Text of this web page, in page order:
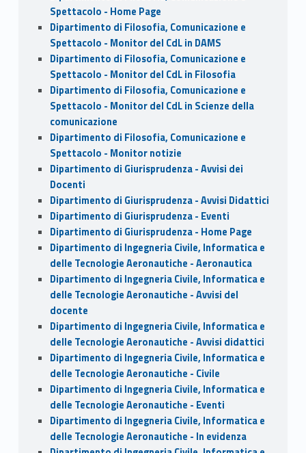
Spettacolo - Home Page
Dipartimento di Filosofia, Comunicazione e
Spettacolo - Monitor del CdL in DAMS
Dipartimento di Filosofia, Comunicazione e
Spettacolo - Monitor del CdL in Filosofia
Dipartimento di Filosofia, Comunicazione e
Spettacolo - Monitor del CdL in Scienze della
comunicazione
Dipartimento di Filosofia, Comunicazione e
Spettacolo - Monitor notizie
Dipartimento di Giurisprudenza - Avvisi dei
Docenti
Dipartimento di Giurisprudenza - Avvisi Didattici
Dipartimento di Giurisprudenza - Eventi
Dipartimento di Giurisprudenza - Home Page
Dipartimento di Ingegneria Civile, Informatica e
delle Tecnologie Aeronautiche - Aeronautica
Dipartimento di Ingegneria Civile, Informatica e
delle Tecnologie Aeronautiche - Avvisi del
docente
Dipartimento di Ingegneria Civile, Informatica e
delle Tecnologie Aeronautiche - Avvisi didattici
Dipartimento di Ingegneria Civile, Informatica e
delle Tecnologie Aeronautiche - Civile
Dipartimento di Ingegneria Civile, Informatica e
delle Tecnologie Aeronautiche - Eventi
Dipartimento di Ingegneria Civile, Informatica e
delle Tecnologie Aeronautiche - In evidenza